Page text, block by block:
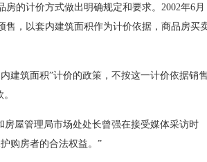
的计价方式做出明确规定和要求。2002年6月
，以套内建筑面积作为计价依据，商品房买
筑面积”计价的政策，不按这一计价依据销
屋管理局市场处处长曾强在接受媒体采访时
购房者的合法权益。”